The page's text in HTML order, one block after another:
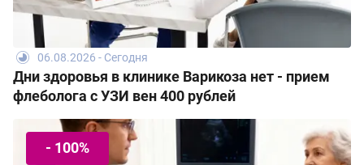
06.08.2026 - Сегодня
Дни здоровья в клинике Варикоза нет - прием
флеболога с УЗИ вен 400 рублей
- 100%